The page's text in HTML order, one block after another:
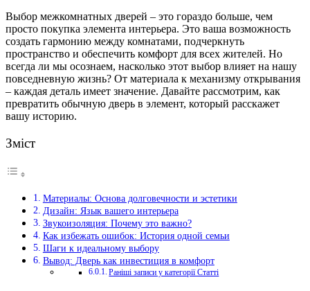
Выбор межкомнатных дверей – это гораздо больше, чем
просто покупка элемента интерьера. Это ваша возможность
создать гармонию между комнатами, подчеркнуть
пространство и обеспечить комфорт для всех жителей. Но
всегда ли мы осознаем, насколько этот выбор влияет на нашу
повседневную жизнь? От материала к механизму открывания
– каждая деталь имеет значение. Давайте рассмотрим, как
превратить обычную дверь в элемент, который расскажет
вашу историю.
Зміст
Материалы: Основа долговечности и эстетики
Дизайн: Язык вашего интерьера
Звукоизоляция: Почему это важно?
Как избежать ошибок: История одной семьи
Шаги к идеальному выбору
Вывод: Дверь как инвестиция в комфорт
Раніші записи у категорії Статті